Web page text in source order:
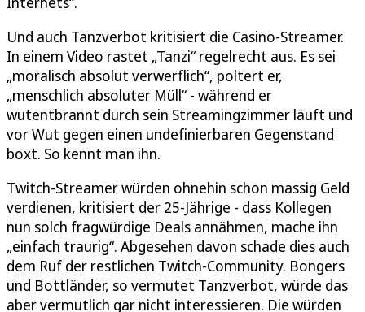
Und auch Tanzverbot kritisiert die Casino-Streamer.
In einem Video rastet „Tanzi“ regelrecht aus. Es sei
„moralisch absolut verwerflich“, poltert er,
„menschlich absoluter Müll“ - während er
wutentbrannt durch sein Streamingzimmer läuft und
vor Wut gegen einen undefinierbaren Gegenstand
boxt. So kennt man ihn.
Twitch-Streamer würden ohnehin schon massig Geld
verdienen, kritisiert der 25-Jährige - dass Kollegen
nun solch fragwürdige Deals annähmen, mache ihn
„einfach traurig“. Abgesehen davon schade dies auch
dem Ruf der restlichen Twitch-Community. Bongers
und Bottländer, so vermutet Tanzverbot, würde das
aber vermutlich gar nicht interessieren. Die würden